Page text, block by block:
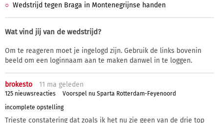
Wedstrijd tegen Braga in Montenegrijnse handen
Wat vind jij van de wedstrijd?
Om te reageren moet je ingelogd zijn. Gebruik de links bovenin
beeld om een loginnaam aan te maken danwel in te loggen.
brokesto 11 ma geleden
125 nieuwsreacties
Voorspel nu Sparta Rotterdam-Feyenoord
incomplete opstelling
Trieste constatering dat zoals ik het nu zie geen van de drie top